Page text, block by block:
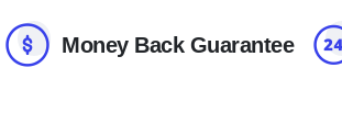
Money Back Guarantee